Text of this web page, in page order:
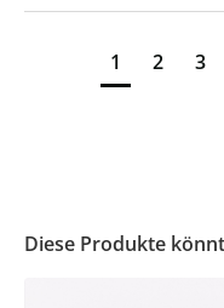
1 2 3
Diese Produkte